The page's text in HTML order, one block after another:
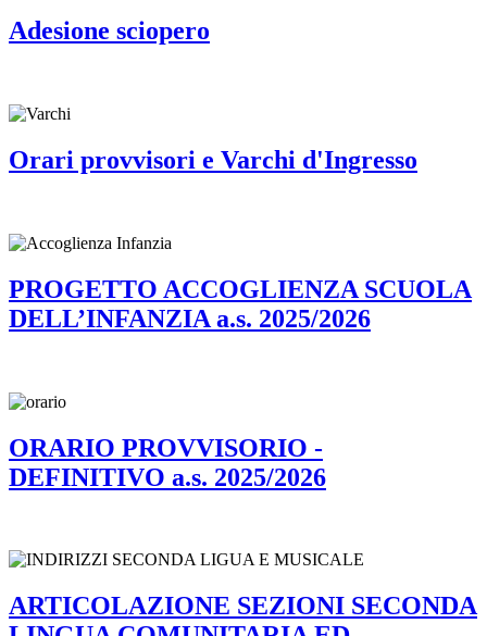
Adesione sciopero
Orari provvisori e Varchi d'Ingresso
PROGETTO ACCOGLIENZA SCUOLA
DELL’INFANZIA a.s. 2025/2026
ORARIO PROVVISORIO -
DEFINITIVO a.s. 2025/2026
ARTICOLAZIONE SEZIONI SECONDA